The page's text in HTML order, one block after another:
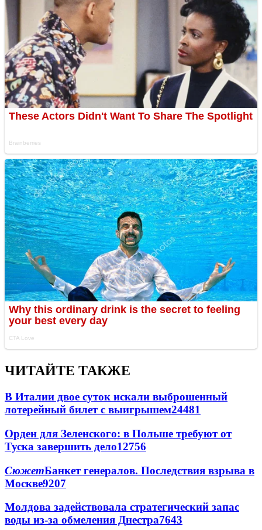
ЧИТАЙТЕ ТАКЖЕ
В Италии двое суток искали выброшенный
лотерейный билет с выигрышем24481
Орден для Зеленского: в Польше требуют от
Туска завершить дело12756
СюжетБанкет генералов. Последствия взрыва в
Москве9207
Молдова задействовала стратегический запас
воды из-за обмеления Днестра7643